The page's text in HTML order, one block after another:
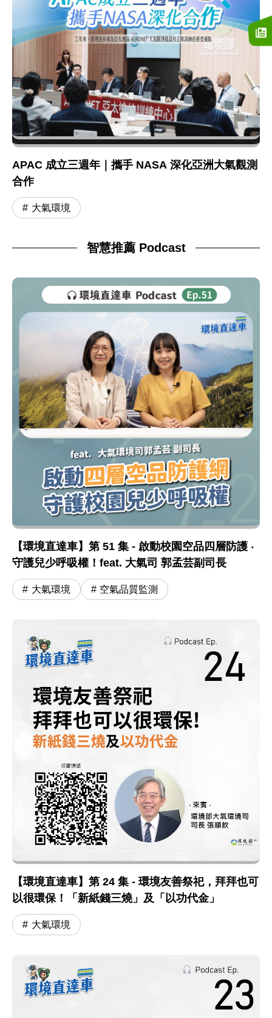
APAC 成立三週年｜攜手 NASA 深化亞洲大氣觀測
合作
大氣環境
智慧推薦 Podcast
【環境直達車】第 51 集 - 啟動校園空品四層防護 ‧
守護兒少呼吸權！feat. 大氣司 郭孟芸副司長
大氣環境 空氣品質監測
【環境直達車】第 24 集 - 環境友善祭祀，拜拜也可
以很環保！「新紙錢三燒」及「以功代金」
大氣環境